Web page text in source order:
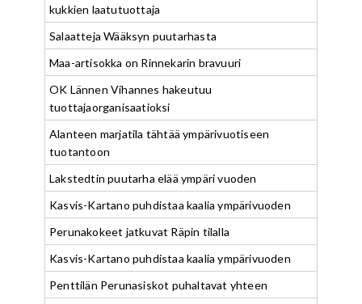
kukkien laatutuottaja
Salaatteja Wääksyn puutarhasta
Maa-artisokka on Rinnekarin bravuuri
OK Lännen Vihannes hakeutuu
tuottajaorganisaatioksi
Alanteen marjatila tähtää ympärivuotiseen
tuotantoon
Lakstedtin puutarha elää ympäri vuoden
Kasvis-Kartano puhdistaa kaalia ympärivuoden
Perunakokeet jatkuvat Räpin tilalla
Kasvis-Kartano puhdistaa kaalia ympärivuoden
Penttilän Perunasiskot puhaltavat yhteen